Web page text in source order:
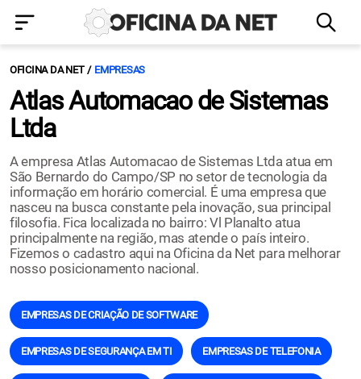
OFICINA DA NET EMPRESAS
Atlas Automacao de Sistemas
Ltda
A empresa Atlas Automacao de Sistemas Ltda atua em
São Bernardo do Campo/SP no setor de tecnologia da
informação em horário comercial. É uma empresa que
nasceu na busca constante pela inovação, sua principal
filosofia. Fica localizada no bairro: Vl Planalto atua
principalmente na região, mas atende o país inteiro.
Fizemos o cadastro aqui na Oficina da Net para melhorar
nosso posicionamento nacional.
EMPRESAS DE CRIAÇÃO DE SOFTWARE
EMPRESAS DE SEGURANÇA EM TI EMPRESAS DE TELEFONIA